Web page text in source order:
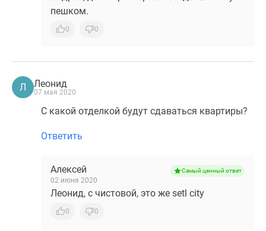
пешком.
0 0
Л Леонид
07 мая 2020
С какой отделкой будут сдаваться квартиры?
Ответить
Алексей
02 июня 2020
Самый ценный ответ
Леонид, с чистовой, это же setl city
0 0